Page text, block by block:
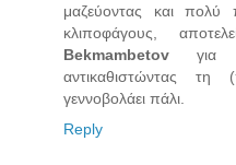
μαζεύοντας και
κλιποφάγους,
Bekmambetov για
αντικαθιστώντας τη
γεννοβολάει πάλι.
Reply